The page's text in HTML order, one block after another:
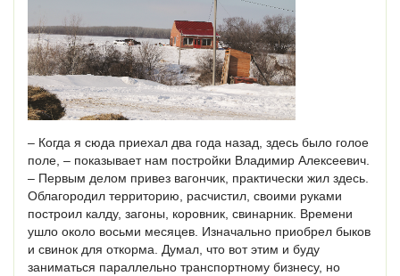
– Когда я сюда приехал два года назад, здесь было голое
поле, – показывает нам постройки Владимир Алексеевич.
– Первым делом привез вагончик, практически жил здесь.
Облагородил территорию, расчистил, своими руками
построил калду, загоны, коровник, свинарник. Времени
ушло около восьми месяцев. Изначально приобрел быков
и свинок для откорма. Думал, что вот этим и буду
заниматься параллельно транспортному бизнесу, но